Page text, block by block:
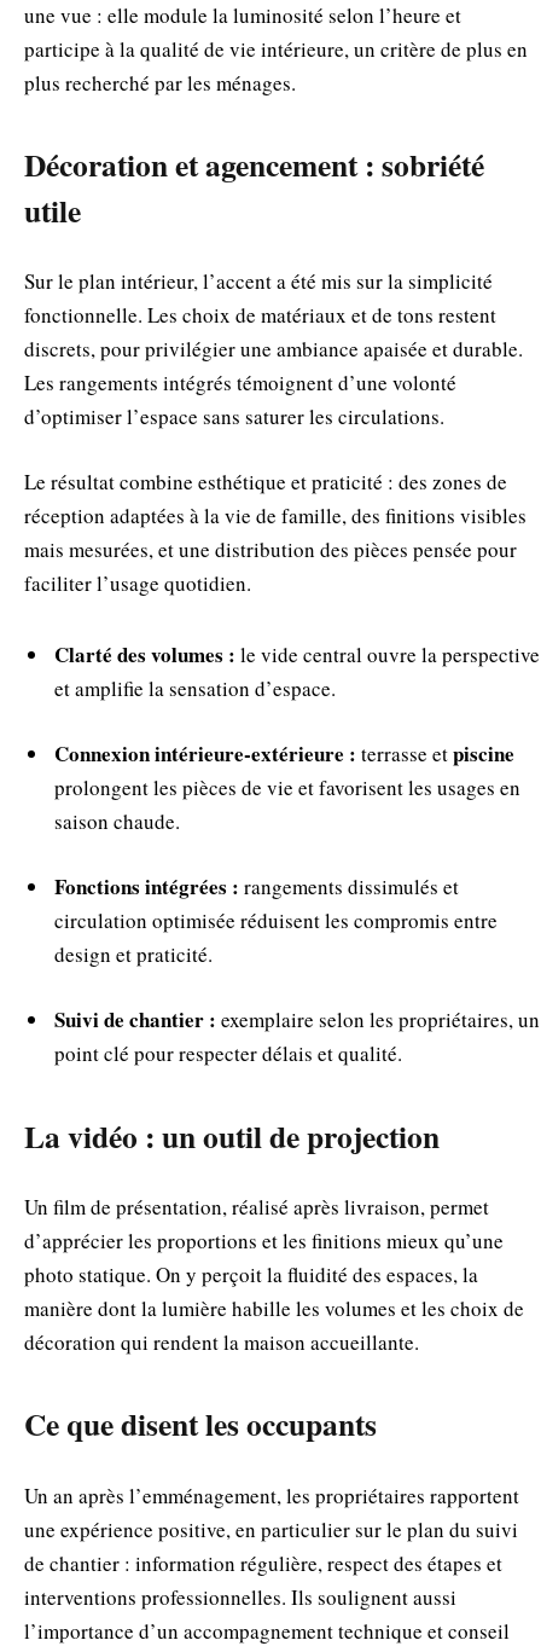
une vue : elle module la luminosité selon l’heure et
participe à la qualité de vie intérieure, un critère de plus en
plus recherché par les ménages.
Décoration et agencement : sobriété
utile
Sur le plan intérieur, l’accent a été mis sur la simplicité
fonctionnelle. Les choix de matériaux et de tons restent
discrets, pour privilégier une ambiance apaisée et durable.
Les rangements intégrés témoignent d’une volonté
d’optimiser l’espace sans saturer les circulations.
Le résultat combine esthétique et praticité : des zones de
réception adaptées à la vie de famille, des finitions visibles
mais mesurées, et une distribution des pièces pensée pour
faciliter l’usage quotidien.
Clarté des volumes : le vide central ouvre la perspective
et amplifie la sensation d’espace.
Connexion intérieure‑extérieure : terrasse etpiscine
prolongent les pièces de vie et favorisent les usages en
saison chaude.
Fonctions intégrées : rangements dissimulés et
circulation optimisée réduisent les compromis entre
design et praticité.
Suivi de chantier : exemplaire selon les propriétaires, un
point clé pour respecter délais et qualité.
La vidéo : un outil de projection
Un film de présentation, réalisé après livraison, permet
d’apprécier les proportions et les finitions mieux qu’une
photo statique. On y perçoit la fluidité des espaces, la
manière dont la lumière habille les volumes et les choix de
décoration qui rendent la maison accueillante.
Ce que disent les occupants
Un an après l’emménagement, les propriétaires rapportent
une expérience positive, en particulier sur le plan du suivi
de chantier : information régulière, respect des étapes et
interventions professionnelles. Ils soulignent aussi
l’importance d’un accompagnement technique et conseil